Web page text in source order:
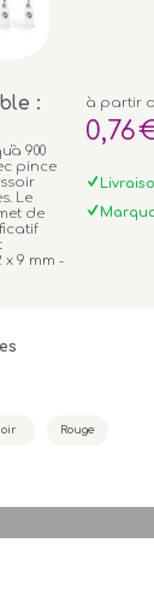
:
900
pince
Le
de
9 mm -
à partir
0,76
Rouge